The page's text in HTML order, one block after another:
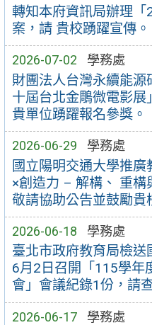
轉知本府資訊局辦理
案，請 貴校踴躍宣傳。
2026-07-02 學務處
財團法人台灣永續能
十屆台北金鵰微電影
貴單位踴躍報名參獎。
2026-06-29 學務處
國立陽明交通大學推
×創造力 – 解構、 重構
敬請協助公告並鼓勵貴
2026-06-18 學務處
臺北市政府教育局檢
6月2日召開「115學年
會」會議紀錄1份，請
2026-06-17 學務處